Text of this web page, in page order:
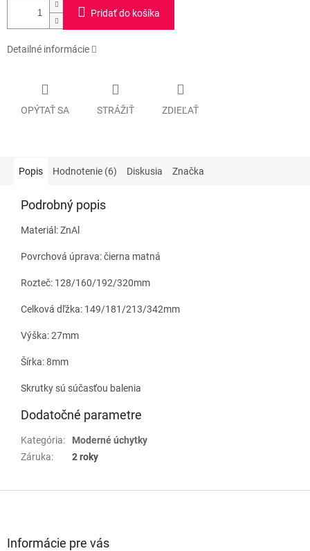
Pridať do košíka
Detailné informácie
OPÝTAŤ SA STRÁŽIŤ ZDIEĽAŤ
Popis Hodnotenie (6) Diskusia Značka
Podrobný popis
Materiál: ZnAl
Povrchová úprava: čierna matná
Rozteč: 128/160/192/320mm
Celková dľžka: 149/181/213/342mm
Výška: 27mm
Šírka: 8mm
Skrutky sú súčasťou balenia
Dodatočné parametre
Kategória:
Moderné úchytky
Záruka: 2 roky
Informácie pre vás